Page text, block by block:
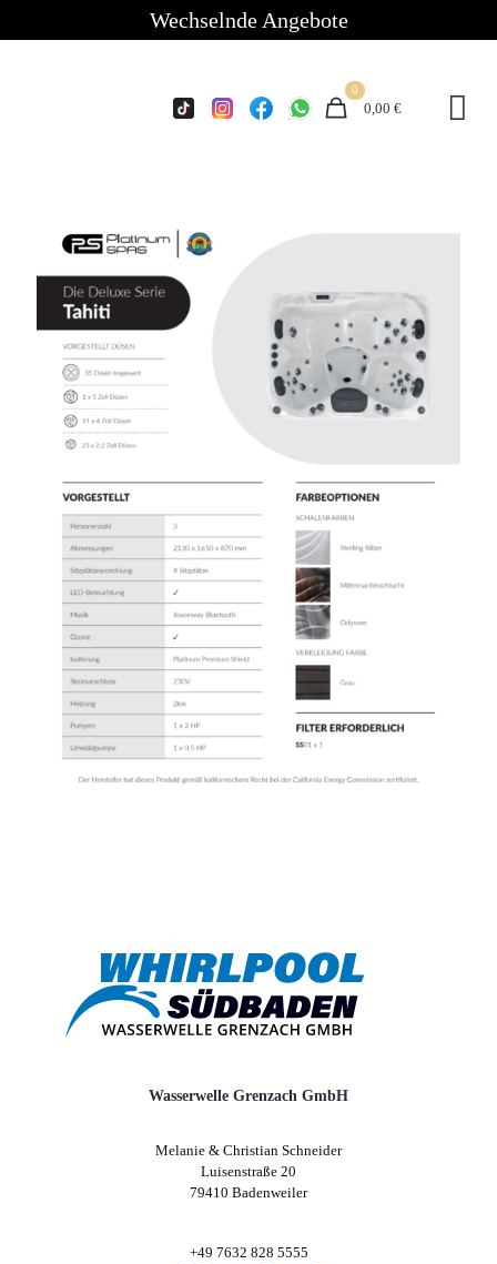
Wechselnde Angebote
0
0,00 €
Wasserwelle Grenzach GmbH
Melanie & Christian Schneider
Luisenstraße 20
79410 Badenweiler
+49 7632 828 5555